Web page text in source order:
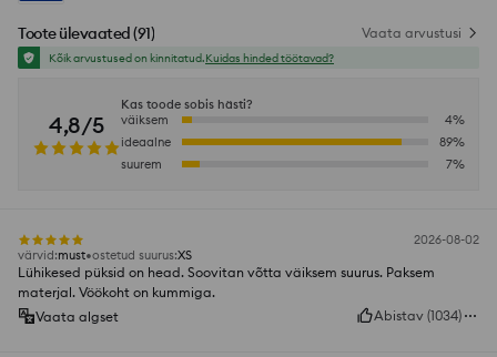
Toote ülevaated (91) Vaata arvustusi
Kõik arvustused on kinnitatud.Kuidas hinded töötavad?
4,8/5
Kas toode sobis hästi?
väiksem
4%
ideaalne
89%
suurem
7%
2026-08-02
värvid:must ostetud suurus:XS
Lühikesed püksid on head. Soovitan võtta väiksem suurus. Paksem
materjal. Vöökoht on kummiga.
Vaata algset
Abistav (1034)